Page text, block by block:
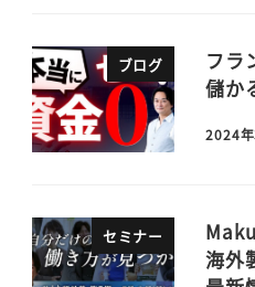
ブログ
フラ
儲か
2024
セミナー
海外